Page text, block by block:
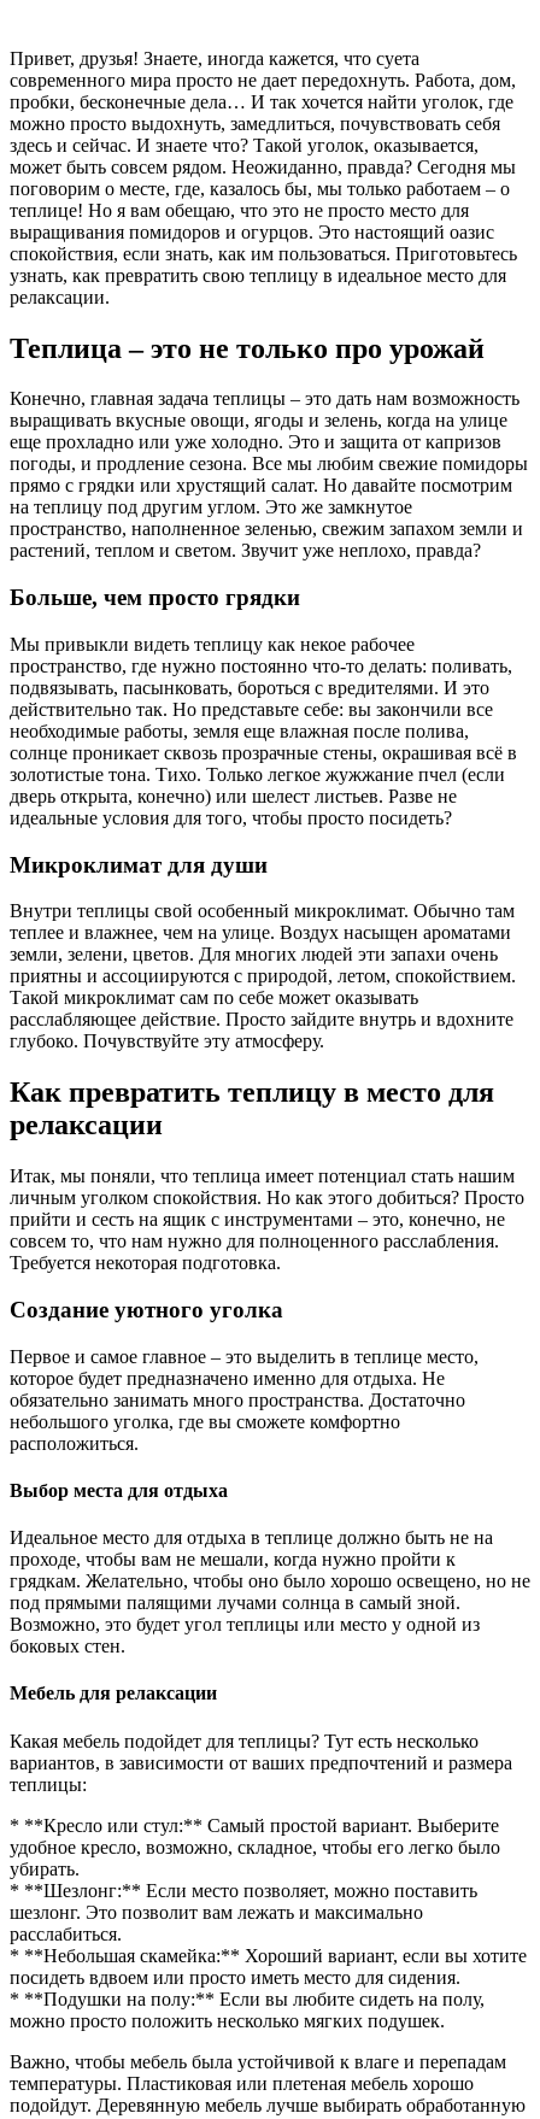
Привет, друзья! Знаете, иногда кажется, что суета
современного мира просто не дает передохнуть. Работа, дом,
пробки, бесконечные дела… И так хочется найти уголок, где
можно просто выдохнуть, замедлиться, почувствовать себя
здесь и сейчас. И знаете что? Такой уголок, оказывается,
может быть совсем рядом. Неожиданно, правда? Сегодня мы
поговорим о месте, где, казалось бы, мы только работаем – о
теплице! Но я вам обещаю, что это не просто место для
выращивания помидоров и огурцов. Это настоящий оазис
спокойствия, если знать, как им пользоваться. Приготовьтесь
узнать, как превратить свою теплицу в идеальное место для
релаксации.
Теплица – это не только про урожай
Конечно, главная задача теплицы – это дать нам возможность
выращивать вкусные овощи, ягоды и зелень, когда на улице
еще прохладно или уже холодно. Это и защита от капризов
погоды, и продление сезона. Все мы любим свежие помидоры
прямо с грядки или хрустящий салат. Но давайте посмотрим
на теплицу под другим углом. Это же замкнутое
пространство, наполненное зеленью, свежим запахом земли и
растений, теплом и светом. Звучит уже неплохо, правда?
Больше, чем просто грядки
Мы привыкли видеть теплицу как некое рабочее
пространство, где нужно постоянно что-то делать: поливать,
подвязывать, пасынковать, бороться с вредителями. И это
действительно так. Но представьте себе: вы закончили все
необходимые работы, земля еще влажная после полива,
солнце проникает сквозь прозрачные стены, окрашивая всё в
золотистые тона. Тихо. Только легкое жужжание пчел (если
дверь открыта, конечно) или шелест листьев. Разве не
идеальные условия для того, чтобы просто посидеть?
Микроклимат для души
Внутри теплицы свой особенный микроклимат. Обычно там
теплее и влажнее, чем на улице. Воздух насыщен ароматами
земли, зелени, цветов. Для многих людей эти запахи очень
приятны и ассоциируются с природой, летом, спокойствием.
Такой микроклимат сам по себе может оказывать
расслабляющее действие. Просто зайдите внутрь и вдохните
глубоко. Почувствуйте эту атмосферу.
Как превратить теплицу в место для
релаксации
Итак, мы поняли, что теплица имеет потенциал стать нашим
личным уголком спокойствия. Но как этого добиться? Просто
прийти и сесть на ящик с инструментами – это, конечно, не
совсем то, что нам нужно для полноценного расслабления.
Требуется некоторая подготовка.
Создание уютного уголка
Первое и самое главное – это выделить в теплице место,
которое будет предназначено именно для отдыха. Не
обязательно занимать много пространства. Достаточно
небольшого уголка, где вы сможете комфортно
расположиться.
Выбор места для отдыха
Идеальное место для отдыха в теплице должно быть не на
проходе, чтобы вам не мешали, когда нужно пройти к
грядкам. Желательно, чтобы оно было хорошо освещено, но не
под прямыми палящими лучами солнца в самый зной.
Возможно, это будет угол теплицы или место у одной из
боковых стен.
Мебель для релаксации
Какая мебель подойдет для теплицы? Тут есть несколько
вариантов, в зависимости от ваших предпочтений и размера
теплицы:
* **Кресло или стул:** Самый простой вариант. Выберите
удобное кресло, возможно, складное, чтобы его легко было
убирать.
* **Шезлонг:** Если место позволяет, можно поставить
шезлонг. Это позволит вам лежать и максимально
расслабиться.
* **Небольшая скамейка:** Хороший вариант, если вы хотите
посидеть вдвоем или просто иметь место для сидения.
* **Подушки на полу:** Если вы любите сидеть на полу,
можно просто положить несколько мягких подушек.
Важно, чтобы мебель была устойчивой к влаге и перепадам
температуры. Пластиковая или плетеная мебель хорошо
подойдут. Деревянную мебель лучше выбирать обработанную